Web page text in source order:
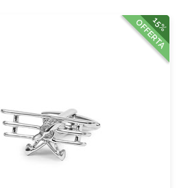
15%
OFFERTA